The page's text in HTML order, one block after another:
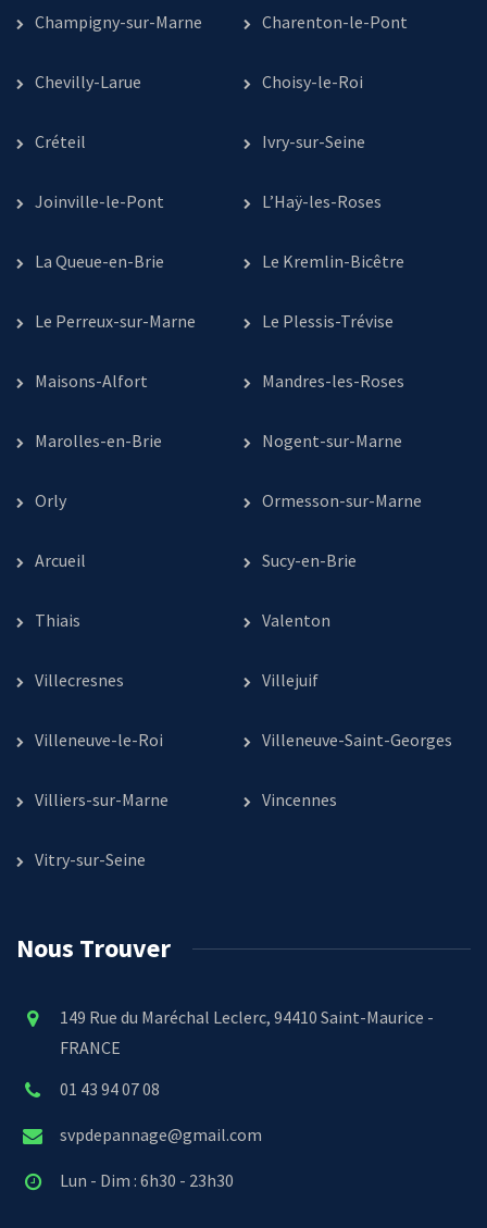
Champigny-sur-Marne Charenton-le-Pont
Chevilly-Larue Choisy-le-Roi
Créteil Ivry-sur-Seine
Joinville-le-Pont L’Haÿ-les-Roses
La Queue-en-Brie Le Kremlin-Bicêtre
Le Perreux-sur-Marne Le Plessis-Trévise
Maisons-Alfort Mandres-les-Roses
Marolles-en-Brie Nogent-sur-Marne
Orly Ormesson-sur-Marne
Arcueil Sucy-en-Brie
Thiais Valenton
Villecresnes Villejuif
Villeneuve-le-Roi Villeneuve-Saint-Georges
Villiers-sur-Marne Vincennes
Vitry-sur-Seine
Nous Trouver
149 Rue du Maréchal Leclerc, 94410 Saint-Maurice -
FRANCE
01 43 94 07 08
svpdepannage@gmail.com
Lun - Dim : 6h30 - 23h30